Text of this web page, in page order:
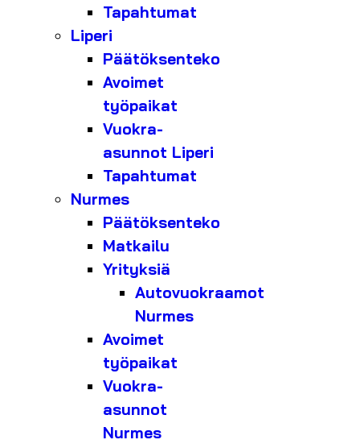
Tapahtumat
Liperi
Päätöksenteko
Avoimet
työpaikat
Vuokra-
asunnot Liperi
Tapahtumat
Nurmes
Päätöksenteko
Matkailu
Yrityksiä
Autovuokraamot
Nurmes
Avoimet
työpaikat
Vuokra-
asunnot
Nurmes